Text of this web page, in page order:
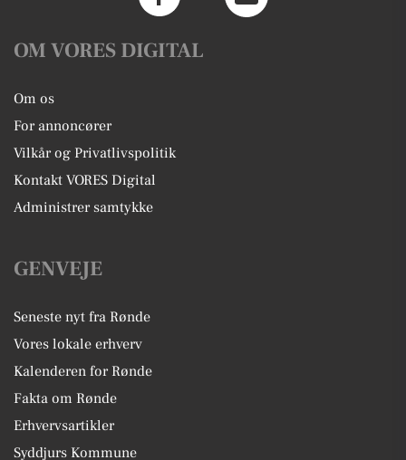
OM VORES DIGITAL
Om os
For annoncører
Vilkår og Privatlivspolitik
Kontakt VORES Digital
Administrer samtykke
GENVEJE
Seneste nyt fra Rønde
Vores lokale erhverv
Kalenderen for Rønde
Fakta om Rønde
Erhvervsartikler
Syddjurs Kommune